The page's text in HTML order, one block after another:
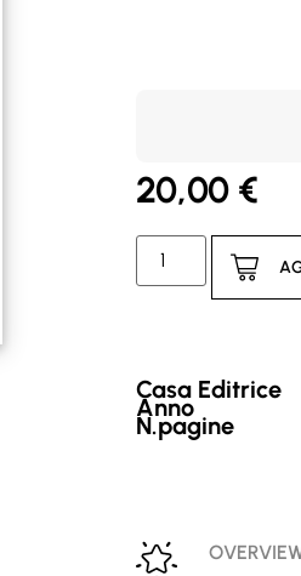
20,00 €
Casa Editrice
Anno
N.pagine